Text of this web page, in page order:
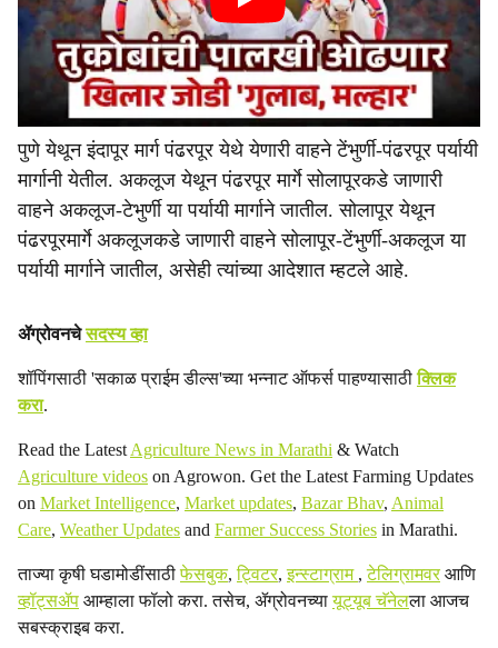
पुणे येथून इंदापूर मार्ग पंढरपूर येथे येणारी वाहने टेंभुर्णी-पंढरपूर पर्यायी
मार्गानी येतील. अकलूज येथून पंढरपूर मार्गे सोलापूरकडे जाणारी
वाहने अकलूज-टेभुर्णी या पर्यायी मार्गाने जातील. सोलापूर येथून
पंढरपूरमार्गे अकलूजकडे जाणारी वाहने सोलापूर-टेंभुर्णी-अकलूज या
पर्यायी मार्गाने जातील, असेही त्यांच्या आदेशात म्हटले आहे.
ॲग्रोवनचेसदस्य व्हा
शॉपिंगसाठी 'सकाळ प्राईम डील्स'च्या भन्नाट ऑफर्स पाहण्यासाठीक्लिक
करा.
Read the Latest Agriculture News in Marathi & Watch
Agriculture videos on Agrowon. Get the Latest Farming Updates
on Market Intelligence, Market updates, Bazar Bhav, Animal
Care, Weather Updates and Farmer Success Stories in Marathi.
ताज्या कृषी घडामोडींसाठीफेसबुक,ट्विटर,इन्स्टाग्राम ,टेलिग्रामवरआणि
व्हॉट्सॲप आम्हाला फॉलो करा. तसेच, ॲग्रोवनच्यायूट्यूब चॅनेलला आजच
सबस्क्राइब करा.